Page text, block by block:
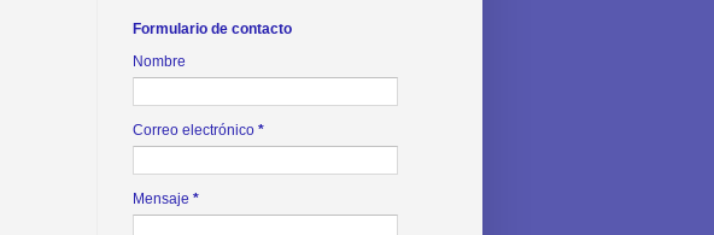
Formulario de contacto
Nombre
Correo electrónico *
Mensaje *